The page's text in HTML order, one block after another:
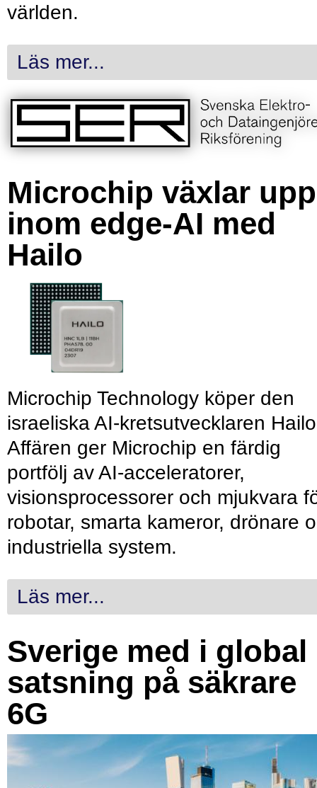
världen.
Läs mer...
Microchip växlar upp
inom edge-AI med
Hailo
Microchip Technology köper den
israeliska AI-kretsutvecklaren
Affären ger Microchip en färdig
portfölj av AI-acceleratorer,
visionsprocessorer och mjukvara
robotar, smarta kameror, drönare
industriella system.
Läs mer...
Sverige med i global
satsning på säkrare
6G